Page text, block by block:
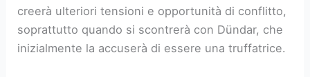
creerà ulteriori tensioni e opportunità di conflitto,
soprattutto quando si scontrerà con Dündar, che
inizialmente la accuserà di essere una truffatrice.